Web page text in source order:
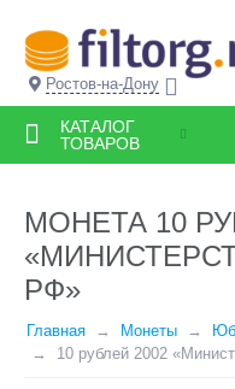
Ростов-на-Дону
КАТАЛОГ
ТОВАРОВ
МОНЕТА 10
РФ»
Главная Монеты
10 рублей 2002